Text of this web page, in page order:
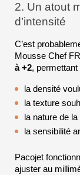
2. Un atout
d’intensité
C’est
Mousse Chef
à +2, permettant
la densité
la texture
la nature de
la sensibilité
Pacojet
ajuster au